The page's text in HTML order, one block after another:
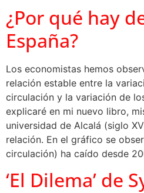
¿Por qué hay
España?
Los economistas hemos
relación estable entre la
circulación y la variación de
explicaré en mi nuevo libro,
universidad de Alcalá (siglo
relación. En el gráfico se
circulación) ha caído desde
‘El Dilema’ de